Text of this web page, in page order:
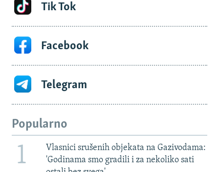
Tik Tok
Facebook
Telegram
Popularno
1
Vlasnici srušenih objekata na Gazivodama:
'Godinama smo gradili i za nekoliko sati